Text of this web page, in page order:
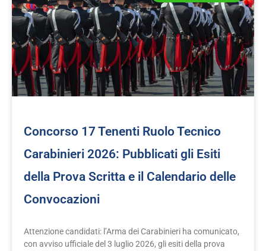
Concorso 17 Tenenti Ruolo Tecnico
Carabinieri 2026: Pubblicati gli Esiti
della Prova Scritta e il Calendario delle
Convocazioni
Attenzione candidati: l’Arma dei Carabinieri ha comunicato,
con avviso ufficiale del 3 luglio 2026, gli esiti della prova